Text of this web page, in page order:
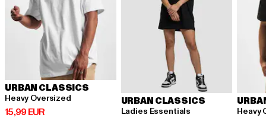
URBAN CLASSICS
Heavy Oversized
15,99 EUR
Derzeitiger Preis: 15,99 EUR
URBAN CLASSICS
Ladies Essentials
Heavy